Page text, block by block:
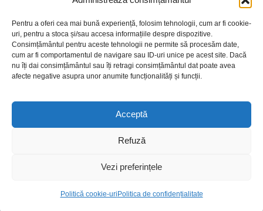
Pentru a oferi cea mai bună experiență, folosim tehnologii, cum ar fi cookie-
uri, pentru a stoca și/sau accesa informațiile despre dispozitive.
Consimțământul pentru aceste tehnologii ne permite să procesăm date,
cum ar fi comportamentul de navigare sau ID-uri unice pe acest site. Dacă
nu îți dai consimțământul sau îți retragi consimțământul dat poate avea
afecte negative asupra unor anumite funcționalități și funcții.
Acceptă
Refuză
Vezi preferințele
Politică cookie-uriPolitica de confidențialitate
Contact
Politica de confidențialitate
Politică cookie-uri (UE)
Copyright © 2026. TimpOnline.ro